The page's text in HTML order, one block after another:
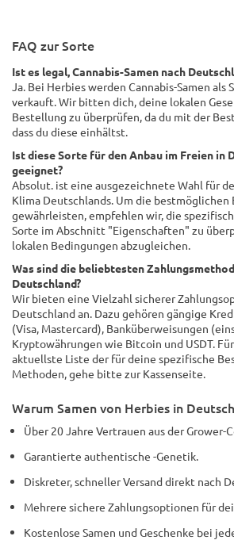
FAQ zur Sorte
Ist es legal, Cannabis-Samen nach
Ja. Bei Herbies werden Cannabis-Samen als
verkauft. Wir bitten dich, deine lokalen
Bestellung zu überprüfen, da du mit der
dass du diese einhältst.
Ist diese Sorte für den Anbau im Freien in
geeignet?
Absolut. ist eine ausgezeichnete Wahl für
Klima Deutschlands. Um die bestmöglichen
gewährleisten, empfehlen wir, die
Sorte im Abschnitt "Eigenschaften" zu
lokalen Bedingungen abzugleichen.
Was sind die beliebtesten
Deutschland?
Wir bieten eine Vielzahl sicherer
Deutschland an. Dazu gehören gängige
(Visa, Mastercard), Banküberweisungen
Kryptowährungen wie Bitcoin und USDT.
aktuellste Liste der für deine spezifische
Methoden, gehe bitte zur Kassenseite.
Warum Samen von Herbies in
Über 20 Jahre Vertrauen aus der Grower-
Garantierte authentische -Genetik.
Diskreter, schneller Versand direkt nach
Mehrere sichere Zahlungsoptionen für
Kostenlose Samen und Geschenke bei